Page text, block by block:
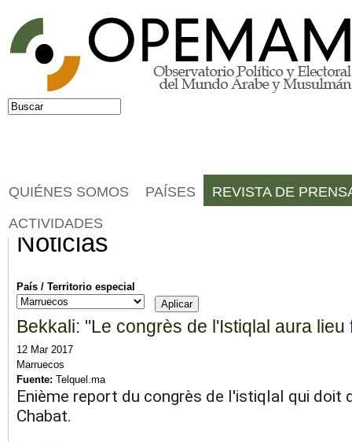
Jump to navigation
Formulario de búsqueda
Buscar
Noticias
País / Territorio especial
Bekkali: "Le congrès de l'Istiqlal aura
12 Mar 2017
Marruecos
Fuente: Telquel.ma
Enième report du congrès de l'istiqlal qui doit
Chabat.
QUIÉNES SOMOS PAÍSES REVISTA DE
ACTIVIDADES